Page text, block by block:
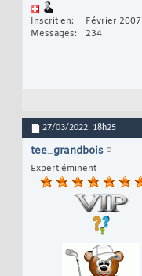
Inscrit en
Février 2007
Messages
234
27/03/2022, 18h25
tee_grandbois
Expert éminent